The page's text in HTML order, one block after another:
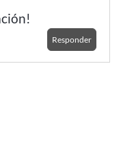
Responder